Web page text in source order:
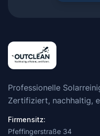
Professionelle
Zertifiziert, nachhaltig,
Firmensitz:
Pfeffingerstraße 34